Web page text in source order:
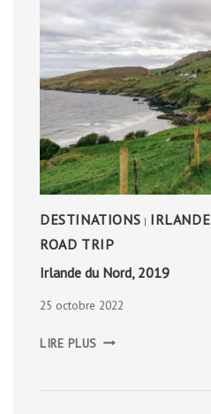
DESTINATIONS | IRLANDE
ROAD TRIP
Irlande du Nord, 2019
25 octobre 2022
LIRE PLUS DU